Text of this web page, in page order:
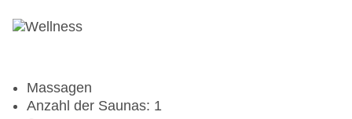
Massagen
Anzahl der Saunas: 1